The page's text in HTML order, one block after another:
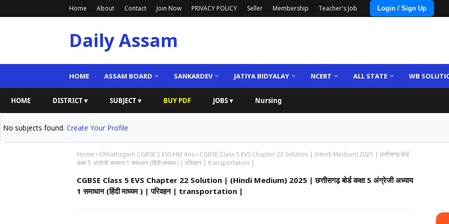
Home About Contact Join Now PRIVACY POLICY Seller Membership Teacher's Job Login / Sign Up
Daily Assam
HOME ASSAM BOARD SANKARDEV JATIYA BIDYALAY NCERT ALL STATE WB
HOME DISTRICT ▾ SUBJECT ▾ BUY PDF JOBS ▾ Nursing
No subjects found. Create Your Profile
Home Chhattisgarh CGBSE 5 EVS HM Ans
CGBSE Class 5 EVS Chapter 22 Solution | (Hindi Medium) 2025 | छत्तीसगढ़ बोर्ड
कक्षा 5 अंग्रेजी अध्याय 1 समाधान (हिंदी माध्यम ) | परिवहन | transportation |
CGBSE Class 5 EVS Chapter 22 Solution | (Hindi Medium) 2025 | छत्तीसगढ़ बोर्ड कक्षा 5 अंग्रेजी अध्याय
1 समाधान (हिंदी माध्यम ) | परिवहन | transportation |